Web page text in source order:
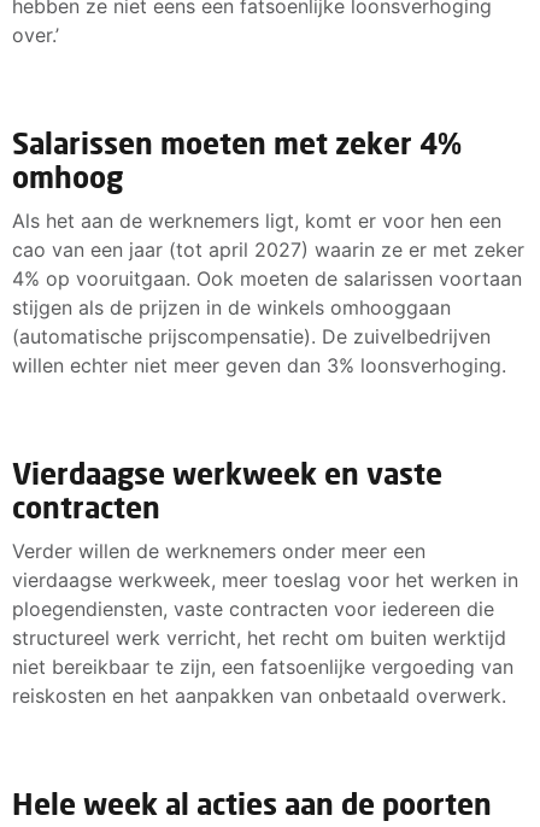
hebben ze niet eens een fatsoenlijke loonsverhoging
over.’
Salarissen moeten met zeker 4%
omhoog
Als het aan de werknemers ligt, komt er voor hen een
cao van een jaar (tot april 2027) waarin ze er met zeker
4% op vooruitgaan. Ook moeten de salarissen voortaan
stijgen als de prijzen in de winkels omhooggaan
(automatische prijscompensatie). De zuivelbedrijven
willen echter niet meer geven dan 3% loonsverhoging.
Vierdaagse werkweek en vaste
contracten
Verder willen de werknemers onder meer een
vierdaagse werkweek, meer toeslag voor het werken in
ploegendiensten, vaste contracten voor iedereen die
structureel werk verricht, het recht om buiten werktijd
niet bereikbaar te zijn, een fatsoenlijke vergoeding van
reiskosten en het aanpakken van onbetaald overwerk.
Hele week al acties aan de poorten